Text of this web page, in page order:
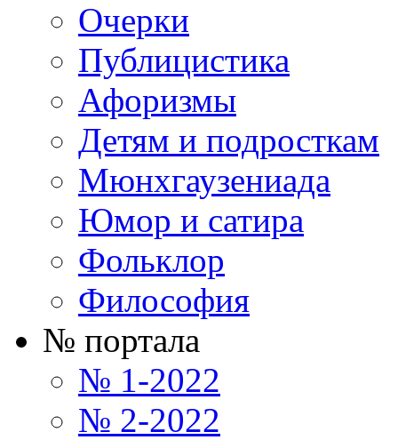
Очерки
Публицистика
Афоризмы
Детям и подросткам
Мюнхгаузениада
Юмор и сатира
Фольклор
Философия
№ портала
№ 1-2022
№ 2-2022